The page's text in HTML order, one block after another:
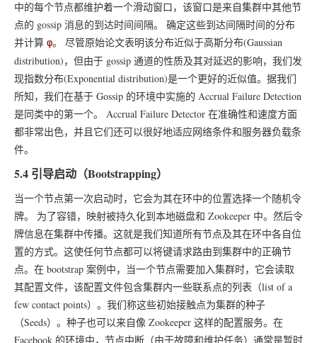
中的每个节点都维护着一个滑动窗口，该窗口是来自集群中其他节
点的 gossip 消息的到达时间间隔。 确定这些到达间隔时间的分布
并计算 φ。 尽管原始论文表明该分布近似于高斯分布(Gaussian
distribution)，但由于 gossip 通道的性质及其对延迟的影响，我们发
现指数分布(Exponential distribution)是一个更好的近似值。据我们
所知，我们在基于 Gossip 的环境中实施的 Accrual Failure Detection
是同类中的第一个。 Accrual Failure Detector 在准确性和速度方面
都非常出色，并且它们还可以很好地适应网络条件和服务器负载条
件。
5.4 引导启动（Bootstrapping）
当一个节点第一次启动时，它会为其在环中的位置选择一个随机令
牌。 为了容错，映射被持久化到本地磁盘和 Zookeeper 中。然后令
牌信息在集群中传播。这就是我们知道所有节点及其在环中各自位
置的方式。这使任何节点都可以将键请求路由到集群中的正确节
点。在 bootstrap 案例中，当一个节点需要加入集群时，它会读取
其配置文件，该配置文件包含集群内一些联系点的列表（list of a
few contact points）。我们称这些初始接触点为集群的种子
（Seeds）。种子也可以来自像 Zookeeper 这样的配置服务。在
Facebook 的环境中，节点中断（由于故障和维护任务）通常是暂时